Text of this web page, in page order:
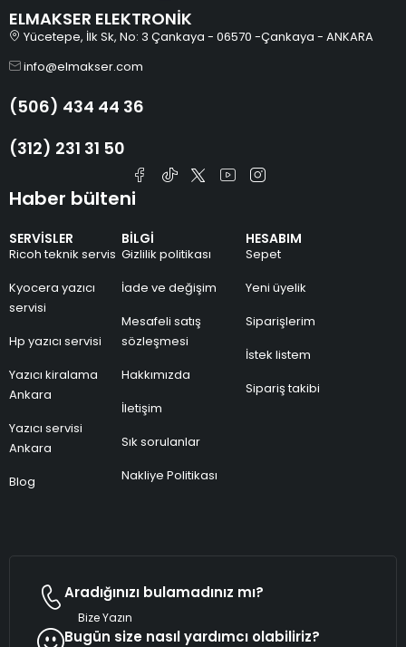
ELMAKSER ELEKTRONİK
Yücetepe, İlk Sk, No: 3 Çankaya - 06570 -Çankaya - ANKARA
info@elmakser.com
(506) 434 44 36
(312) 231 31 50
SERVİSLER
Ricoh teknik servis
Kyocera yazıcı
servisi
Hp yazıcı servisi
Yazıcı kiralama
Ankara
Yazıcı servisi
Ankara
Blog
BİLGİ
Gizlilik politikası
İade ve değişim
Mesafeli satış
sözleşmesi
Hakkımızda
İletişim
Sık sorulanlar
Nakliye Politikası
HESABIM
Sepet
Yeni üyelik
Siparişlerim
İstek listem
Sipariş takibi
Haber bülteni
Aradığınızı bulamadınız mı?
Bize Yazın
Bugün size nasıl yardımcı olabiliriz?